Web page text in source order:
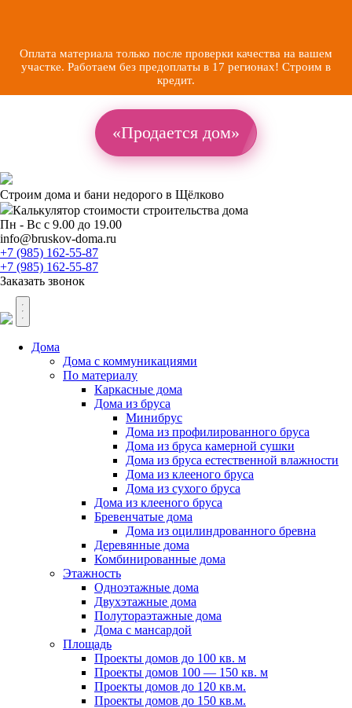
Оплата материала только после проверки качества на вашем
участке. Работаем без предоплаты в 17 регионах! Строим в
кредит.
«Продается дом»
Строим дома и бани недорого в Щёлково
Калькулятор стоимости строительства дома
Пн - Вс с 9.00 до 19.00
info@bruskov-doma.ru
+7 (985) 162-55-87
+7 (985) 162-55-87
Заказать звонок
Дома
Дома с коммуникациями
По материалу
Каркасные дома
Дома из бруса
Минибрус
Дома из профилированного бруса
Дома из бруса камерной сушки
Дома из бруса естественной влажности
Дома из клееного бруса
Дома из сухого бруса
Дома из клееного бруса
Бревенчатые дома
Дома из оцилиндрованного бревна
Деревянные дома
Комбинированные дома
Этажность
Одноэтажные дома
Двухэтажные дома
Полутораэтажные дома
Дома с мансардой
Площадь
Проекты домов до 100 кв. м
Проекты домов 100 — 150 кв. м
Проекты домов до 120 кв.м.
Проекты домов до 150 кв.м.